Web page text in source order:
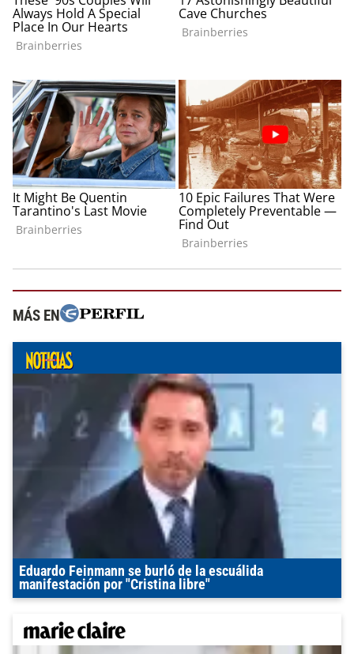
MÁS EN
Eduardo Feinmann se burló de la escuálida
manifestación por "Cristina libre"